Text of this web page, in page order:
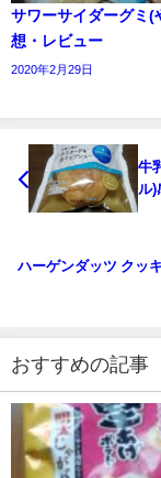
サワーサイダーグミ(
想・レビュー
2020年2月29日
牛
ル)
ハーゲンダッツ クッ
おすすめの記事